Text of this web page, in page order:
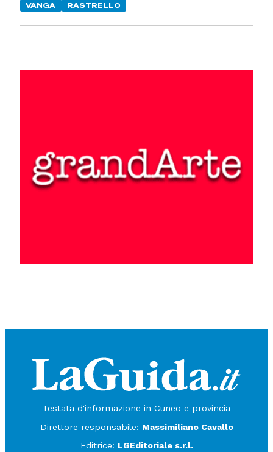
VANGA
RASTRELLO
Testata d'informazione in Cuneo e provincia
Direttore responsabile: Massimiliano Cavallo
Editrice: LGEditoriale s.r.l.